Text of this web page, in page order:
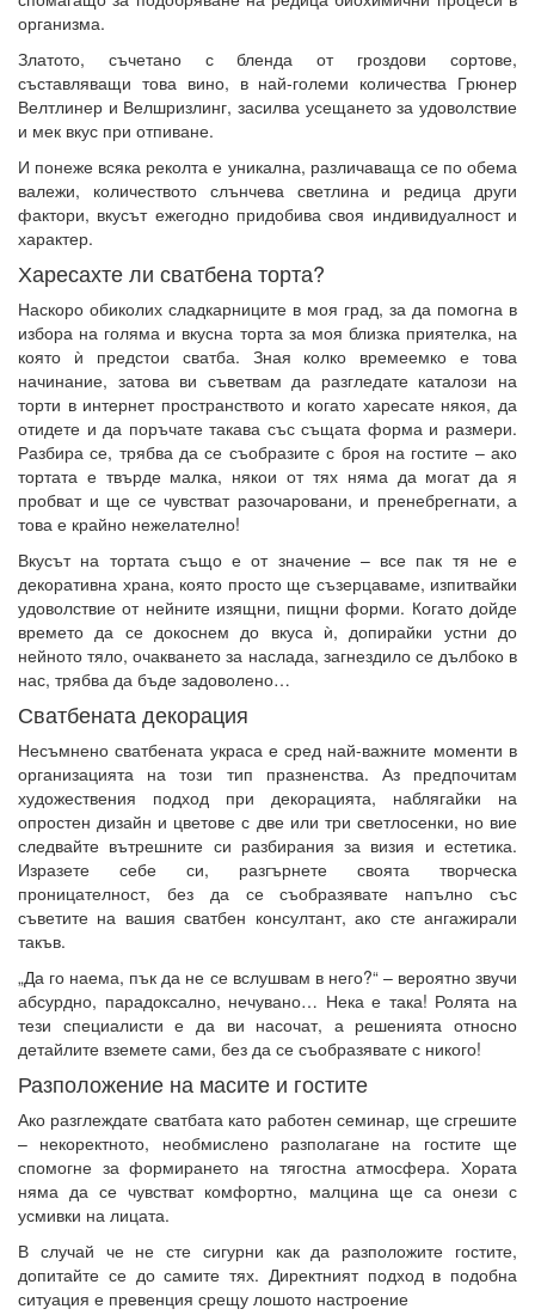
организма.
Златото, съчетано с бленда от гроздови сортове,
съставляващи това вино, в най-големи количества Грюнер
Велтлинер и Велшризлинг, засилва усещането за удоволствие
и мек вкус при отпиване.
И понеже всяка реколта е уникална, различаваща се по обема
валежи, количеството слънчева светлина и редица други
фактори, вкусът ежегодно придобива своя индивидуалност и
характер.
Харесахте ли сватбена торта?
Наскоро обиколих сладкарниците в моя град, за да помогна в
избора на голяма и вкусна торта за моя близка приятелка, на
която ѝ предстои сватба. Зная колко времеемко е това
начинание, затова ви съветвам да разгледате каталози на
торти в интернет пространството и когато харесате някоя, да
отидете и да поръчате такава със същата форма и размери.
Разбира се, трябва да се съобразите с броя на гостите – ако
тортата е твърде малка, някои от тях няма да могат да я
пробват и ще се чувстват разочаровани, и пренебрегнати, а
това е крайно нежелателно!
Вкусът на тортата също е от значение – все пак тя не е
декоративна храна, която просто ще съзерцаваме, изпитвайки
удоволствие от нейните изящни, пищни форми. Когато дойде
времето да се докоснем до вкуса ѝ, допирайки устни до
нейното тяло, очакването за наслада, загнездило се дълбоко в
нас, трябва да бъде задоволено…
Сватбената декорация
Несъмнено сватбената украса е сред най-важните моменти в
организацията на този тип празненства. Аз предпочитам
художествения подход при декорацията, наблягайки на
опростен дизайн и цветове с две или три светлосенки, но вие
следвайте вътрешните си разбирания за визия и естетика.
Изразете себе си, разгърнете своята творческа
проницателност, без да се съобразявате напълно със
съветите на вашия сватбен консултант, ако сте ангажирали
такъв.
„Да го наема, пък да не се вслушвам в него?“ – вероятно звучи
абсурдно, парадоксално, нечувано… Нека е така! Ролята на
тези специалисти е да ви насочат, а решенията относно
детайлите вземете сами, без да се съобразявате с никого!
Разположение на масите и гостите
Ако разглеждате сватбата като работен семинар, ще сгрешите
– некоректното, необмислено разполагане на гостите ще
спомогне за формирането на тягостна атмосфера. Хората
няма да се чувстват комфортно, малцина ще са онези с
усмивки на лицата.
В случай че не сте сигурни как да разположите гостите,
допитайте се до самите тях. Директният подход в подобна
ситуация е превенция срещу лошото настроение